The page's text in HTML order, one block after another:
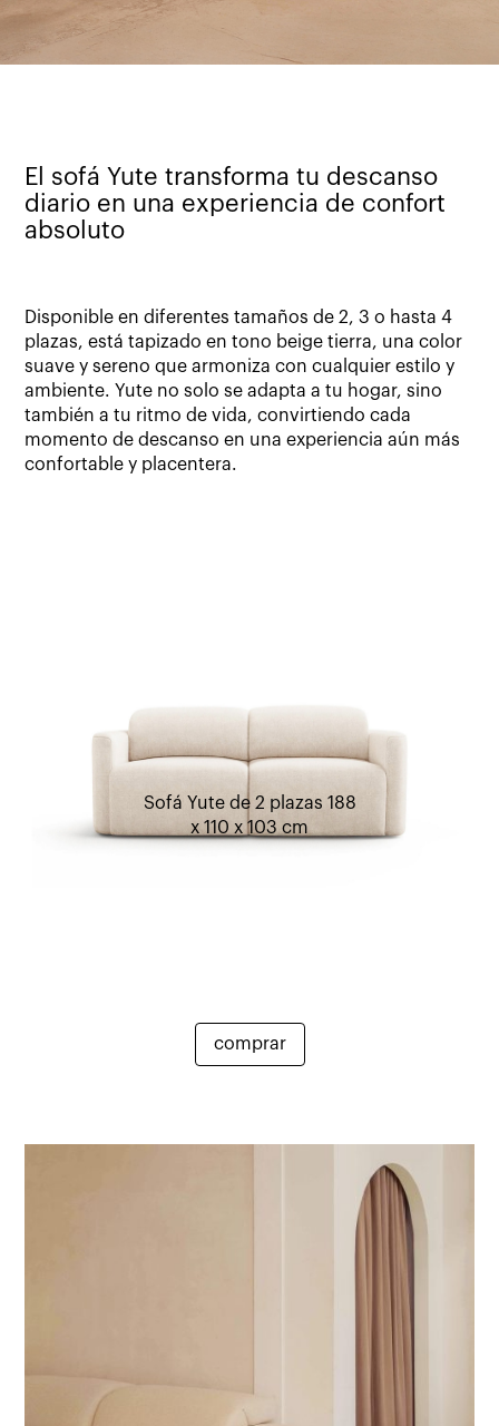
El sofá Yute transforma tu descanso
diario en una experiencia de confort
absoluto
Disponible en diferentes tamaños de 2, 3 o hasta 4
plazas, está tapizado en tono beige tierra, una color
suave y sereno que armoniza con cualquier estilo y
ambiente. Yute no solo se adapta a tu hogar, sino
también a tu ritmo de vida, convirtiendo cada
momento de descanso en una experiencia aún más
confortable y placentera.
Sofá Yute de 2 plazas 188
x 110 x 103 cm
comprar